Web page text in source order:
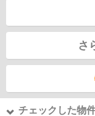
さ
チェックした物